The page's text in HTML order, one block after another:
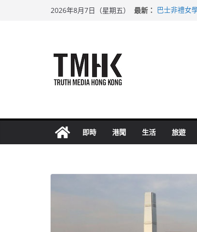
2026年8月7日（星期五） 最新： 巴士非禮女
即時 港聞 生活 旅遊